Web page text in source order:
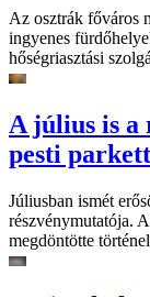
Az osztrák főváros
ingyenes
hőségriasztási
A július is a
pesti
Júliusban ismét
részvénymutatója.
megdöntötte